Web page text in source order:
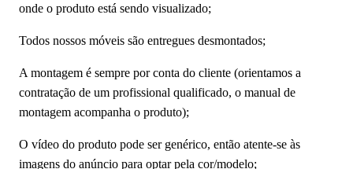
onde o produto está sendo visualizado;
Todos nossos móveis são entregues desmontados;
A montagem é sempre por conta do cliente (orientamos a
contratação de um profissional qualificado, o manual de
montagem acompanha o produto);
O vídeo do produto pode ser genérico, então atente-se às
imagens do anúncio para optar pela cor/modelo;